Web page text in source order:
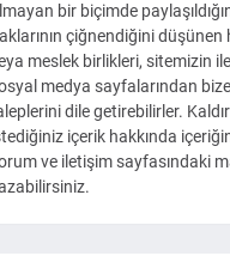
bir biçimde
çiğnendiğini
meslek birlikleri, sitemizin
medya sayfalarından
dile getirebilirler.
içerik hakkında
ve iletişim sayfasındaki